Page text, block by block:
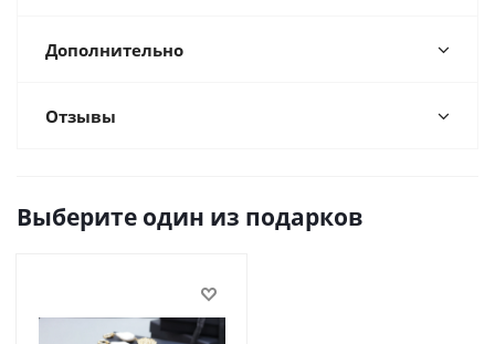
Дополнительно
Отзывы
Выберите один из подарков